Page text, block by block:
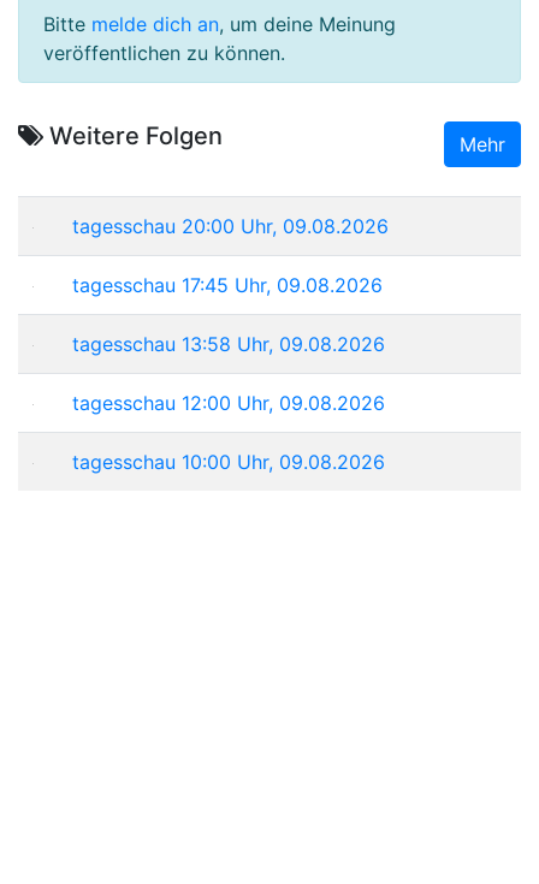
Bitte melde dich an, um deine Meinung
veröffentlichen zu können.
Weitere Folgen Mehr
tagesschau 20:00 Uhr, 09.08.2026
tagesschau 17:45 Uhr, 09.08.2026
tagesschau 13:58 Uhr, 09.08.2026
tagesschau 12:00 Uhr, 09.08.2026
tagesschau 10:00 Uhr, 09.08.2026